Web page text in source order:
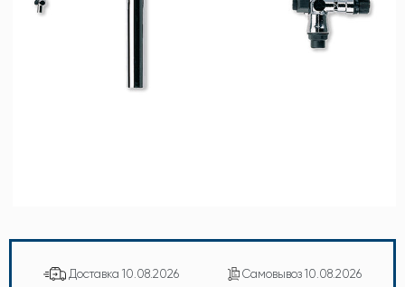
Доставка 10.08.2026 Самовывоз 10.08.2026